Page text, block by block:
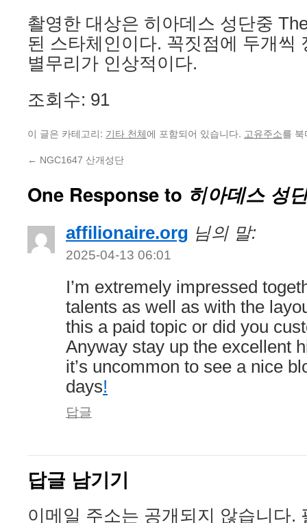
촬영한 대상은 히아데스 성단중
된 스타체인이다. 꼭짓점에 두개씩
별무리가 인상적이다.
조회수: 91
이 글은 카테고리: 기타 천체에 포함되어 있습니다. 고유주소를
← NGC1647 산개성단
One Response to 히아데스 성
affilionaire.org 님의 말:
2025-04-13 06:01
I’m extremely impressed
talents as well as with the
this a paid topic or did you
Anyway stay up the excellent
it’s uncommon to see a nice
days!
답글
답글 남기기
이메일 주소는 공개되지 않습니다.